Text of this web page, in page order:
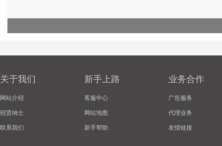
关于我们
网站介绍
招贤纳士
联系我们
新手上路
客服中心
网站地图
新手帮助
业务合作
广告服务
代理业务
友情链接